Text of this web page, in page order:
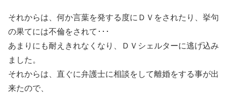
それからは、何か言葉を発する度にＤＶをされたり、挙句
の果てには不倫をされて･･･
あまりにも耐えきれなくなり、ＤＶシェルターに逃げ込み
ました。
それからは、直ぐに弁護士に相談をして離婚をする事が出
来たので、